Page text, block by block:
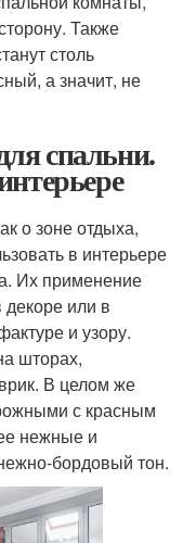
Также
столь
а значит, не
спальни.
о зоне отдыха,
в интерьере
Их применение
декоре или в
и узору.
шторах,
В целом же
с красным
нежные и
бордовый тон.